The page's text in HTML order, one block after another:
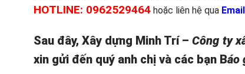
HOTLINE: 0962529464 hoặc liên hệ qua
Sau đây, Xây dựng Minh Trí –Công ty
xin gửi đến quý anh chị và các bạn Báo